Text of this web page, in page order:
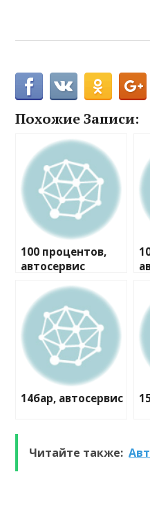
Похожие Записи:
100 процентов,
автосервис
14бар, автосервис
Читайте также: